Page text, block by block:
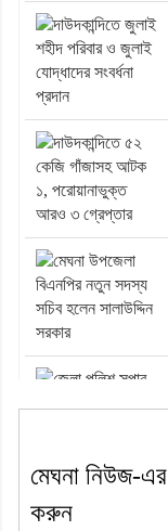
মেঘনা নিউজ-
করুন